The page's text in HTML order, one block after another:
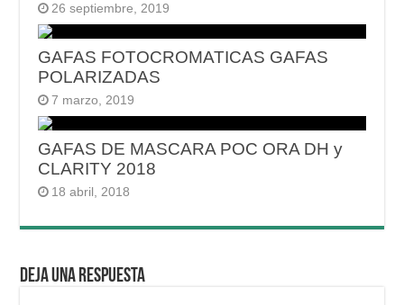
26 septiembre, 2019
GAFAS FOTOCROMATICAS GAFAS
POLARIZADAS
7 marzo, 2019
GAFAS DE MASCARA POC ORA DH y
CLARITY 2018
18 abril, 2018
Deja una respuesta